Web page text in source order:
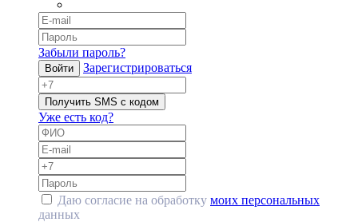
Забыли пароль?
Войти Зарегистрироваться
Получить SMS с кодом
Уже есть код?
Даю согласие на обработку моих персональных
данных